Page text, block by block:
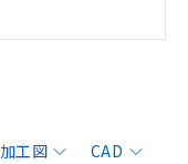
工図
CAD